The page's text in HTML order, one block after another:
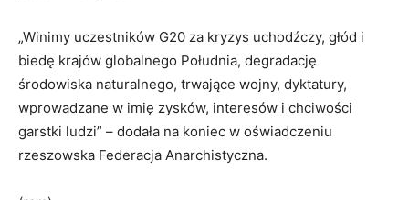
„Winimy uczestników G20 za kryzys uchodźczy, głód i
biedę krajów globalnego Południa, degradację
środowiska naturalnego, trwające wojny, dyktatury,
wprowadzane w imię zysków, interesów i chciwości
garstki ludzi” – dodała na koniec w oświadczeniu
rzeszowska Federacja Anarchistyczna.